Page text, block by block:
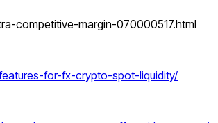
competitive-margin-070000517.html
for-fx-crypto-spot-liquidity/